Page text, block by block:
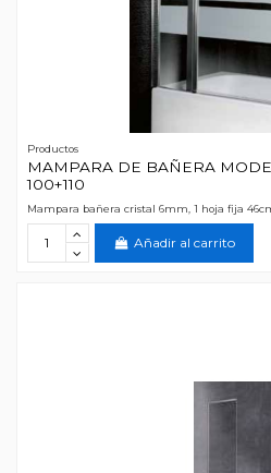
Productos
MAMPARA DE BAÑERA
100+110
Mampara bañera cristal 6mm, 1 hoja fija
Añadir al carrito